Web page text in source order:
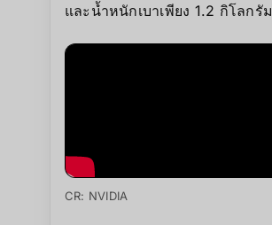
และน้ำหนักเบาเพียง 1.2 กิโลกรัม
CR: NVIDIA